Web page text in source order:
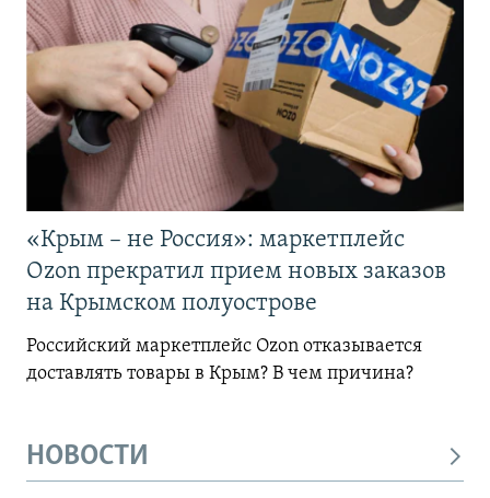
«Крым – не Россия»: маркетплейс
Ozon прекратил прием новых заказов
на Крымском полуострове
Российский маркетплейс Ozon отказывается
доставлять товары в Крым? В чем причина?
НОВОСТИ